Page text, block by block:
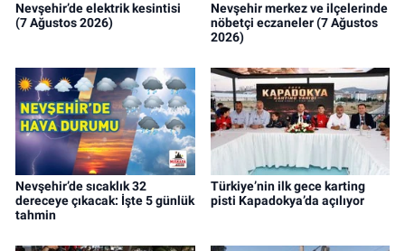
Nevşehir’de elektrik kesintisi
(7 Ağustos 2026)
Nevşehir merkez ve ilçelerinde
nöbetçi eczaneler (7 Ağustos
2026)
Nevşehir’de sıcaklık 32
dereceye çıkacak: İşte 5 günlük
tahmin
Türkiye’nin ilk gece karting
pisti Kapadokya’da açılıyor